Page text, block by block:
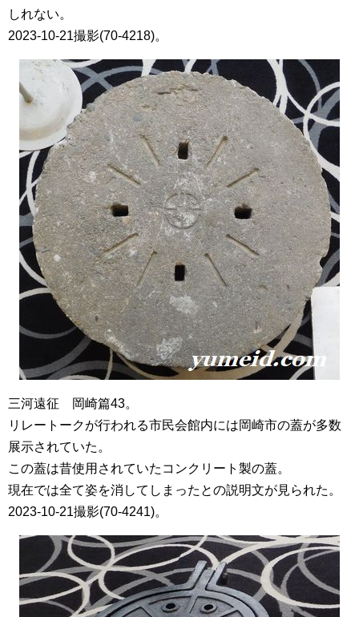
しれない。
2023-10-21撮影(70-4218)。
三河遠征 岡崎篇43。
リレートークが行われる市民会館内には岡崎市の蓋が多数
展示されていた。
この蓋は昔使用されていたコンクリート製の蓋。
現在では全て姿を消してしまったとの説明文が見られた。
2023-10-21撮影(70-4241)。